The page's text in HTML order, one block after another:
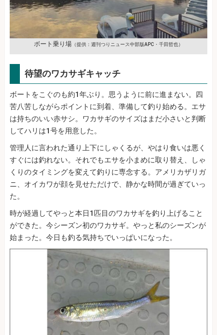
ボート乗り場 （提供：週刊つりニュース中部版APC・千田哲也）
待望のワカサギキャッチ
ボートをこぐのも約1年ぶり。思うように前に進まない。四
苦八苦しながらポイントに到着、準備して釣り始める。エサ
は持ちのいい赤サシ。ワカサギのサイズはまだ小さいと判断
してハリは1号を用意した。
管理人に言われた通り上下にしゃくるが、やはり食いは悪く
すぐには釣れない。それでもエサを小まめに取り替え、しゃ
くりのタイミングを変えて釣りに専念する。アメリカザリガ
ニ、オイカワが顔を見せただけで、静かな時間が過ぎていっ
た。
時が経過してやっと本日1匹目のワカサギを釣り上げること
ができた。今シーズン初のワカサギ。やっと私のシーズンが
始まった。今日も釣る気持ちでいっぱいになった。